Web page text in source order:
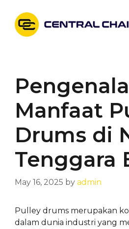
content
Manfaat
Drums di
Tenggara
May 16, 2025 by admin
Pulley drums merupakan
dalam dunia industri yang